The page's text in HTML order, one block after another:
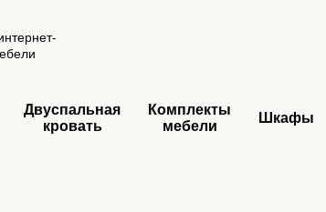
Двуспальная
кровать
Комплекты
мебели
Шкафы